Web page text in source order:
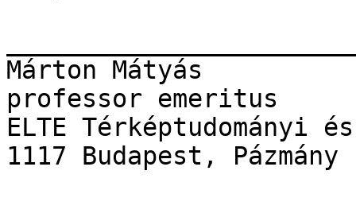
Márton Mátyás
professor emeritus
ELTE Térképtudományi
1117 Budapest,